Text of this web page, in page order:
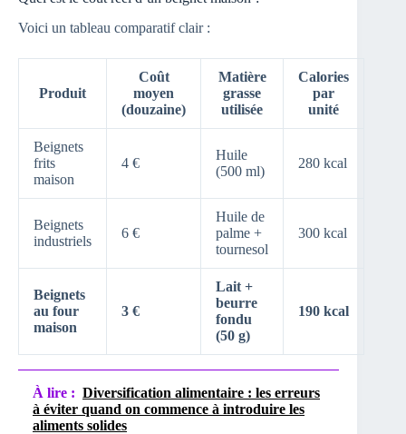
Voici un tableau comparatif clair :
Produit
Coût
moyen
(douzaine)
Matière
grasse
utilisée
Calories
par
unité
Beignets
frits
maison
4 €
Huile
(500 ml)
280 kcal
Beignets
industriels
6 €
Huile de
palme +
tournesol
300 kcal
Beignets
au four
maison
3 €
Lait +
beurre
fondu
(50 g)
190 kcal
À lire : Diversification alimentaire : les erreurs
à éviter quand on commence à introduire les
aliments solides